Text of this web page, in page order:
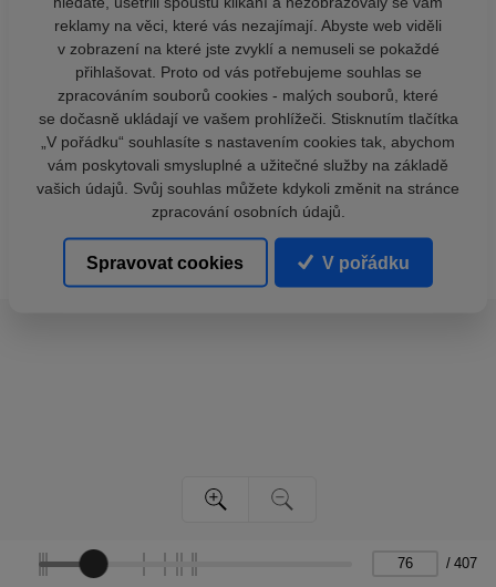
/ 407
reklamy na věci, které vás nezajímají. Abyste web viděli
v zobrazení na které jste zvyklí a nemuseli se pokaždé
přihlašovat. Proto od vás potřebujeme souhlas se
zpracováním souborů cookies - malých souborů, které
se dočasně ukládají ve vašem prohlížeči. Stisknutím tlačítka
„V pořádku“ souhlasíte s nastavením cookies tak, abychom
vám poskytovali smysluplné a užitečné služby na základě
vašich údajů. Svůj souhlas můžete kdykoli změnit na stránce
zpracování osobních údajů.
Spravovat cookies V pořádku